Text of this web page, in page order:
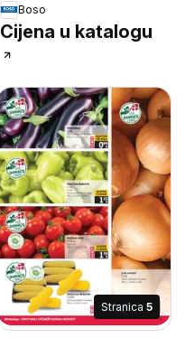
Boso
Cijena u katalogu
Stranica 5